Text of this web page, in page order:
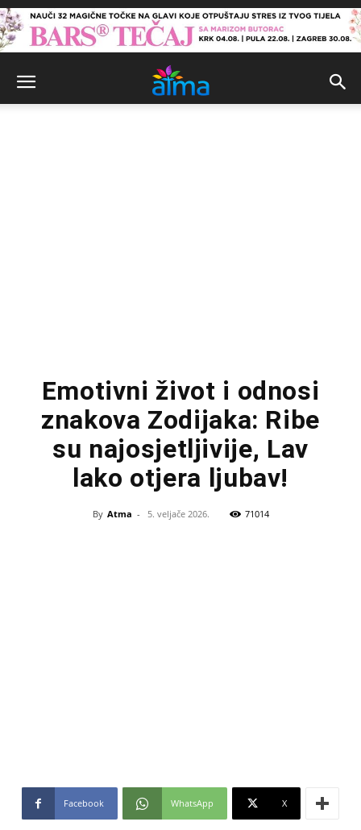
Emotivni život i odnosi
znakova Zodijaka: Ribe
su najosjetljivije, Lav
lako otjera ljubav!
By Atma - 5. veljače 2026. 71014
Facebook WhatsApp X